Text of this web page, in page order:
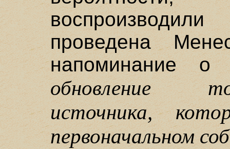
проведена
напоминание
обновление
источника,
первоначальном